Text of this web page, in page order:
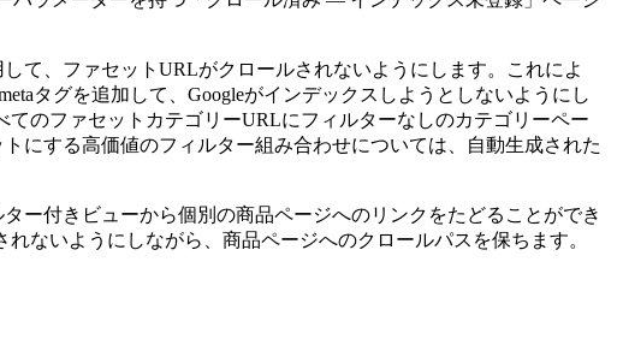
て、ファセットURLがクロールされないようにします。これによ
タグを追加して、Googleがインデックスしようとしないようにし
のファセットカテゴリーURLにフィルターなしのカテゴリーペー
にする高価値のフィルター組み合わせについては、自動生成された
ー付きビューから個別の商品ページへのリンクをたどることができ
ないようにしながら、商品ページへのクロールパスを保ちます。